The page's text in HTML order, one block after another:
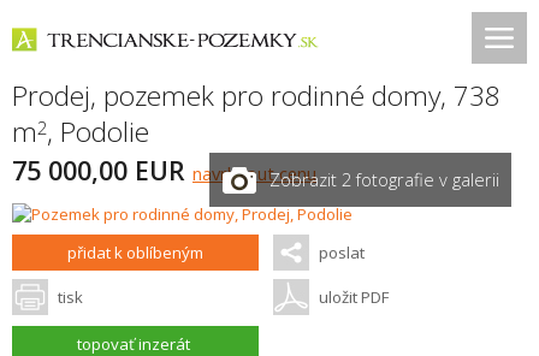
Prodej, pozemek pro rodinné domy, 738
m2, Podolie
75 000,00 EUR navrhnout cenuZobrazit 2 fotografie v galerii
přidat k oblíbeným poslat
tisk uložit PDF
topovať inzerát